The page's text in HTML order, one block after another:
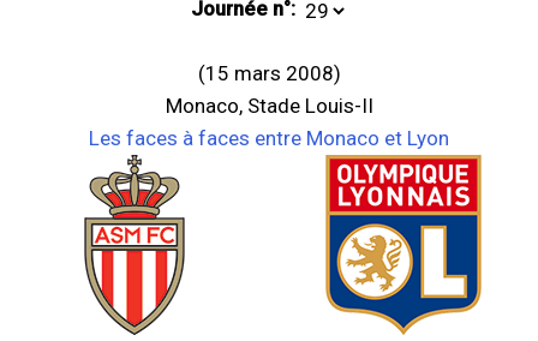
Journée n°:
(15 mars 2008)
Monaco, Stade Louis-II
Les faces à faces entre Monaco et Lyon